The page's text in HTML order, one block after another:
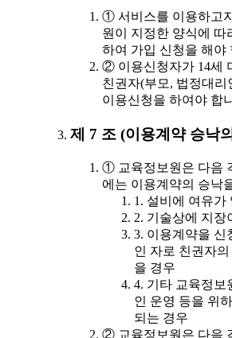
① 서비스를 이용하고
원이 지정한 양식에 따
하여 가입 신청을 해야
② 이용신청자가 14세
친권자(부모, 법정대리
이용신청을 하여야 합
제 7 조 (이용계약 승낙
① 교육정보원은 다음
에는 이용계약의 승낙
1. 설비에 여유가
2. 기술상에 지장
3. 이용계약을 신
인 자로 친권자
을 경우
4. 기타 교육정보
인 운영 등을 위
되는 경우
② 교육정보원은 다음